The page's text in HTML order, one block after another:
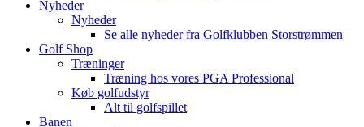
Nyheder
Nyheder
Se alle nyheder fra Golfklubben Storstrømmen
Golf Shop
Træninger
Træning hos vores PGA Professional
Køb golfudstyr
Alt til golfspillet
Banen